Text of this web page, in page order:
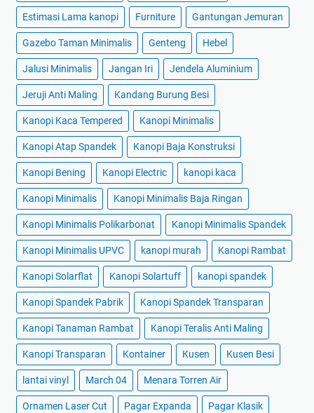
Estimasi Lama kanopi Furniture Gantungan Jemuran
Gazebo Taman Minimalis Genteng Hebel
Jalusi Minimalis Jangan Iri Jendela Aluminium
Jeruji Anti Maling Kandang Burung Besi
Kanopi Kaca Tempered Kanopi Minimalis
Kanopi Atap Spandek Kanopi Baja Konstruksi
Kanopi Bening Kanopi Electric kanopi kaca
Kanopi Minimalis Kanopi Minimalis Baja Ringan
Kanopi Minimalis Polikarbonat Kanopi Minimalis Spandek
Kanopi Minimalis UPVC kanopi murah Kanopi Rambat
Kanopi Solarflat Kanopi Solartuff kanopi spandek
Kanopi Spandek Pabrik Kanopi Spandek Transparan
Kanopi Tanaman Rambat Kanopi Teralis Anti Maling
Kanopi Transparan Kontainer Kusen Kusen Besi
lantai vinyl March 04 Menara Torren Air
Ornamen Laser Cut Pagar Expanda Pagar Klasik